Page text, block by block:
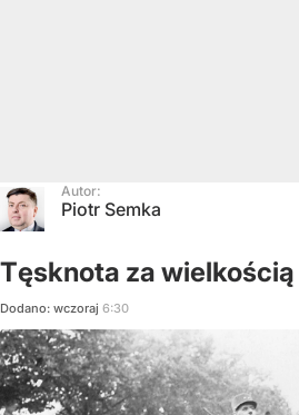
Autor:
Piotr Semka
Tęsknota za wielkością
Dodano: wczoraj 6:30